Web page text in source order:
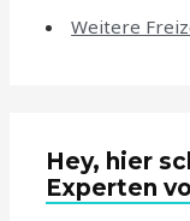
Weitere
Hey, hier
Experten